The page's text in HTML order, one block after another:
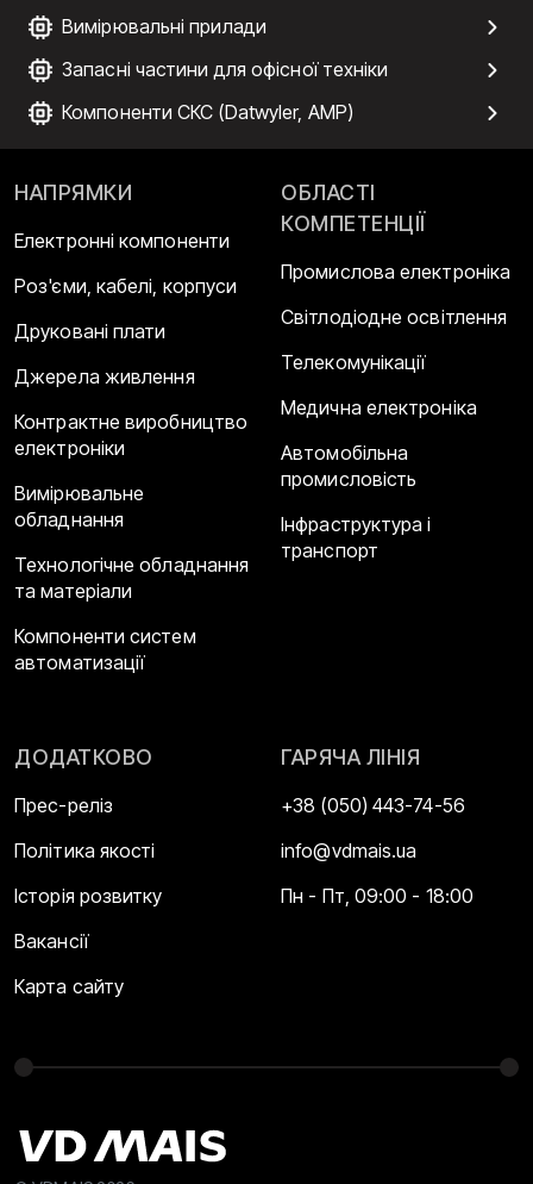
Вимірювальні прилади
Запасні частини для офісної техніки
Компоненти СКС (Datwyler, AMP)
НАПРЯМКИ
Електронні компоненти
Роз'єми, кабелі, корпуси
Друковані плати
Джерела живлення
Контрактне виробництво
електроніки
Вимірювальне
обладнання
Технологічне обладнання
та матеріали
Компоненти систем
автоматизації
ОБЛАСТІ
КОМПЕТЕНЦІЇ
Промислова електроніка
Світлодіодне освітлення
Телекомунікації
Медична електроніка
Автомобільна
промисловість
Інфраструктура і
транспорт
ДОДАТКОВО
Прес-реліз
Політика якості
Історія розвитку
Вакансії
Карта сайту
ГАРЯЧА ЛІНІЯ
+38 (050) 443-74-56
info@vdmais.ua
Пн - Пт, 09:00 - 18:00